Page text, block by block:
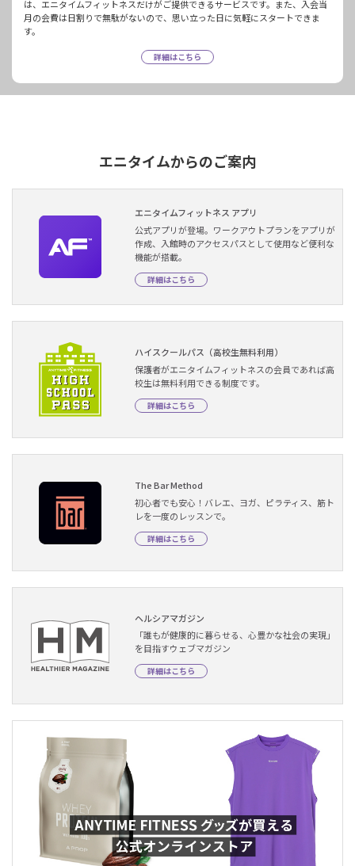
は、エニタイムフィットネスだけがご提供できるサービスです。また、入会当
月の会費は日割りで無駄がないので、思い立った日に気軽にスタートできま
す。
詳細はこちら
エニタイムからのご案内
エニタイムフィットネス アプリ
公式アプリが登場。ワークアウトプランをアプリが
作成、入館時のアクセスパスとして使用など便利な
機能が搭載。
詳細はこちら
ハイスクールパス（高校生無料利用）
保護者がエニタイムフィットネスの会員であれば高
校生は無料利用できる制度です。
詳細はこちら
The Bar Method
初心者でも安心！バレエ、ヨガ、ピラティス、筋ト
レを一度のレッスンで。
詳細はこちら
ヘルシアマガジン
「誰もが健康的に暮らせる、心豊かな社会の実現」
を目指すウェブマガジン
詳細はこちら